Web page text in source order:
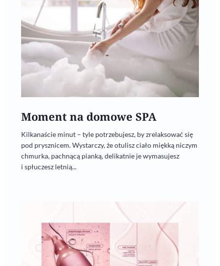
Moment na domowe SPA
Kilkanaście minut – tyle potrzebujesz, by zrelaksować się
pod prysznicem. Wystarczy, że otulisz ciało miękką niczym
chmurka, pachnącą pianką, delikatnie je wymasujesz
i spłuczesz letnią...